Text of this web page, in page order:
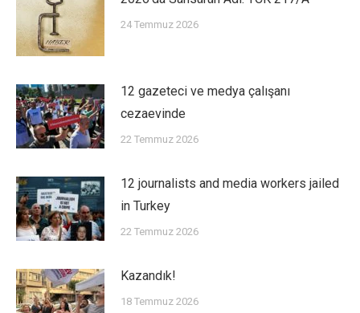
24 Temmuz 2026
12 gazeteci ve medya çalışanı
cezaevinde
22 Temmuz 2026
12 journalists and media workers jailed
in Turkey
22 Temmuz 2026
Kazandık!
18 Temmuz 2026